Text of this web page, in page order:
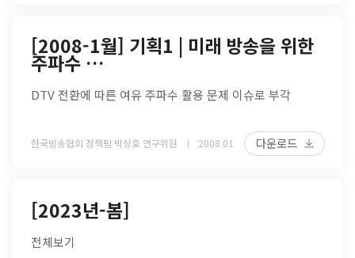
[2008-1월] 기획1 | 미래 방송을 위한
주파수 …
DTV 전환에 따른 여유 주파수 활용 문제 이슈로 부각
한국방송협회 정책팀 박상호 연구위원 2008 01 다운로드
[2023년-봄]
전체보기